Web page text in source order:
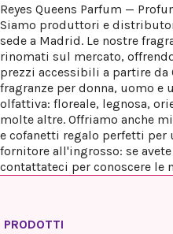
Reyes Queens Parfum —
Siamo produttori e
sede a Madrid. Le nostre
rinomati sul mercato,
prezzi accessibili a partire
fragranze per donna, uomo e
olfattiva: floreale, legnosa,
molte altre. Offriamo anche
e cofanetti regalo perfetti per
fornitore all'ingrosso: se
contattateci per conoscere le
PRODOTTI